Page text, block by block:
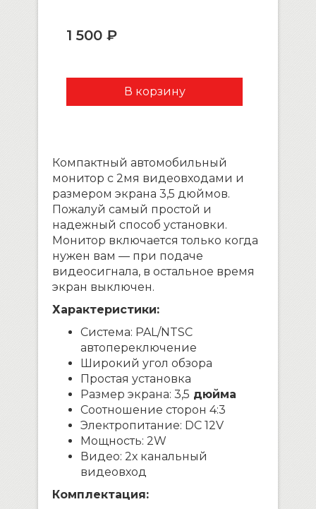
1 500 ₽
Компактный автомобильный
монитор с 2мя видеовходами и
размером экрана 3,5 дюймов.
Пожалуй самый простой и
надежный способ установки.
Монитор включается только когда
нужен вам — при подаче
видеосигнала, в остальное время
экран выключен.
Характеристики:
Система: PAL/NTSC
автопереключение
Широкий угол обзора
Простая установка
Размер экрана: 3,5 дюйма
Соотношение сторон 4:3
Электропитание: DC 12V
Мощность: 2W
Видео: 2х канальный
видеовход
Комплектация: